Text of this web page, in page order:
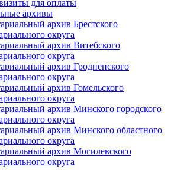
для оплаты
архивы
архив Брестского
округа
архив Витебского
округа
архив Гродненского
округа
архив Гомельского
округа
архив Минского городского
округа
архив Минского областного
округа
архив Могилевского
округа